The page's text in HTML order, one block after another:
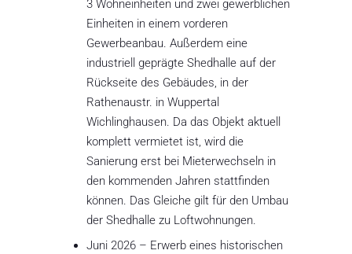
3 Wohneinheiten und zwei gewerblichen
Einheiten in einem vorderen
Gewerbeanbau. Außerdem eine
industriell geprägte Shedhalle auf der
Rückseite des Gebäudes, in der
Rathenaustr. in Wuppertal
Wichlinghausen. Da das Objekt aktuell
komplett vermietet ist, wird die
Sanierung erst bei Mieterwechseln in
den kommenden Jahren stattfinden
können. Das Gleiche gilt für den Umbau
der Shedhalle zu Loftwohnungen.
Juni 2026 – Erwerb eines historischen